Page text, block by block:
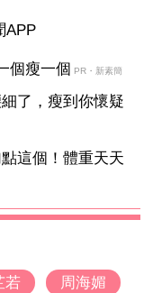
APP
個瘦一個 PR・新素簡
了，瘦到你懷疑
這個！體重天天
若 周海媚